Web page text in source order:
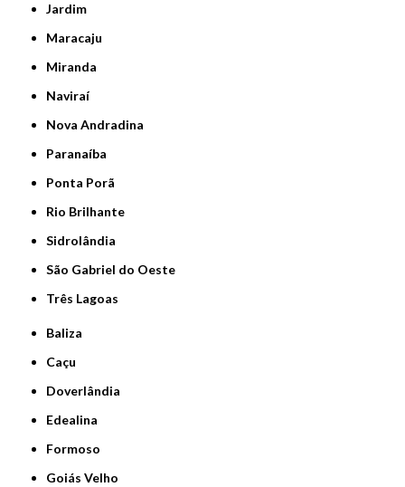
Jardim
Maracaju
Miranda
Naviraí
Nova Andradina
Paranaíba
Ponta Porã
Rio Brilhante
Sidrolândia
São Gabriel do Oeste
Três Lagoas
Baliza
Caçu
Doverlândia
Edealina
Formoso
Goiás Velho